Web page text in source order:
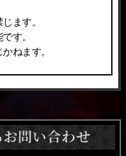
ます。
す。
ねます。